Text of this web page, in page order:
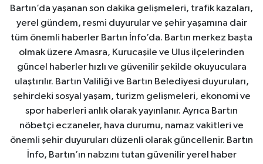
Bartın’da yaşanan son dakika gelişmeleri, trafik kazaları,
yerel gündem, resmi duyurular ve şehir yaşamına dair
tüm önemli haberler Bartın İnfo’da. Bartın merkez başta
olmak üzere Amasra, Kurucaşile ve Ulus ilçelerinden
güncel haberler hızlı ve güvenilir şekilde okuyuculara
ulaştırılır. Bartın Valiliği ve Bartın Belediyesi duyuruları,
şehirdeki sosyal yaşam, turizm gelişmeleri, ekonomi ve
spor haberleri anlık olarak yayınlanır. Ayrıca Bartın
nöbetçi eczaneler, hava durumu, namaz vakitleri ve
önemli şehir duyuruları düzenli olarak güncellenir. Bartın
İnfo, Bartın’ın nabzını tutan güvenilir yerel haber